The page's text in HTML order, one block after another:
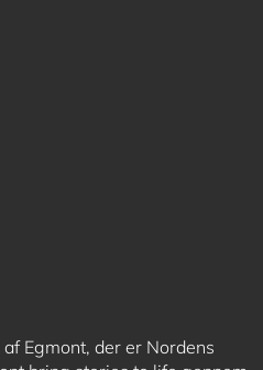
Egmont, der er Nordens